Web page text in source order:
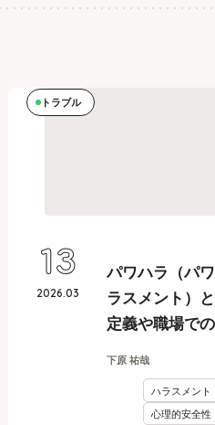
トラブル
パワハラ（パ
ラスメント）
定義や職場で
防止措置を学ぶ
下原 祐哉
ハラスメント
心理的安全性
2026.03
13